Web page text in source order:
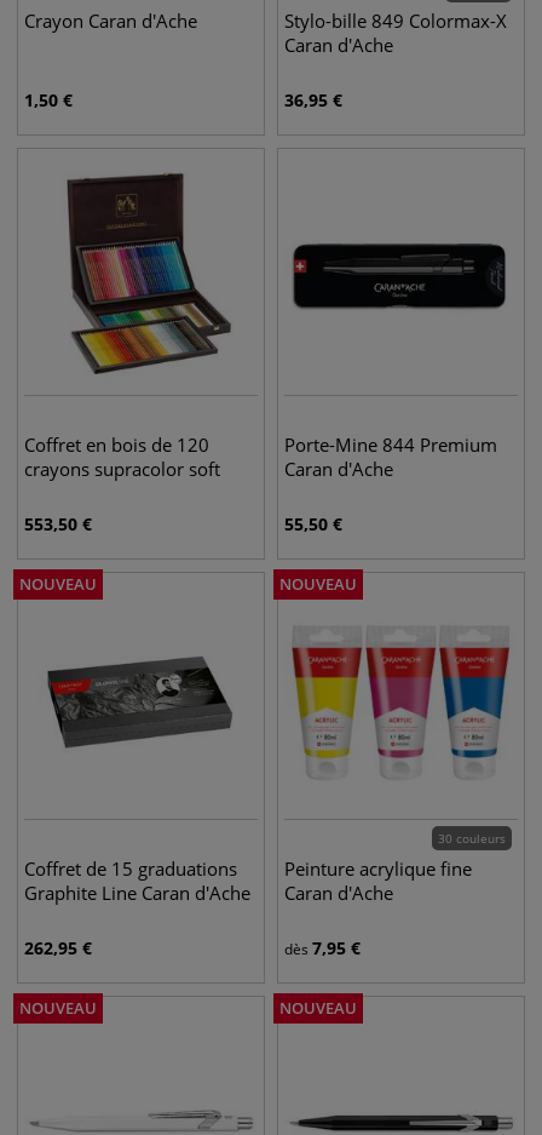
Crayon Caran d'Ache
1,50 €
Stylo-bille 849 Colormax-X
Caran d'Ache
36,95 €
Coffret en bois de 120
crayons supracolor soft
553,50 €
Porte-Mine 844 Premium
Caran d'Ache
55,50 €
NOUVEAU
Coffret de 15 graduations
Graphite Line Caran d'Ache
262,95 €
NOUVEAU
30 couleurs
Peinture acrylique fine
Caran d'Ache
dès 7,95 €
NOUVEAU NOUVEAU